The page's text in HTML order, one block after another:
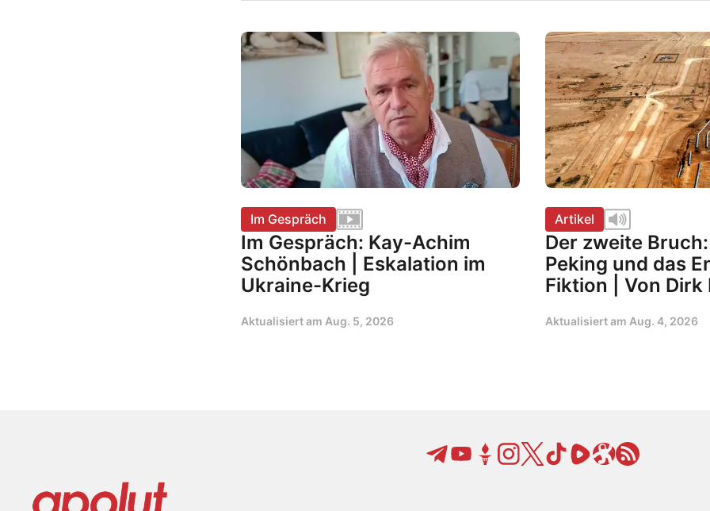
Im Gespräch
Im Gespräch: Kay-Achim
Schönbach | Eskalation im
Ukraine-Krieg
Aktualisiert am Aug. 5, 2026
Artikel
Der zweite
Peking und das
Fiktion | Von Dirk
Aktualisiert am Aug. 4, 2026